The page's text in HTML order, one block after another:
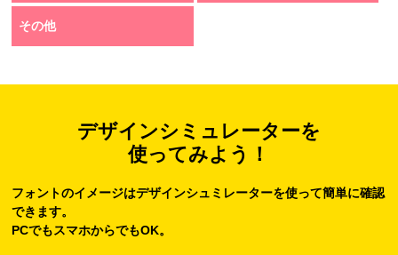
その他
デザインシミュレーターを
使ってみよう！
フォントのイメージはデザインシュミレーターを使って簡単に確認
できます。
PCでもスマホからでもOK。